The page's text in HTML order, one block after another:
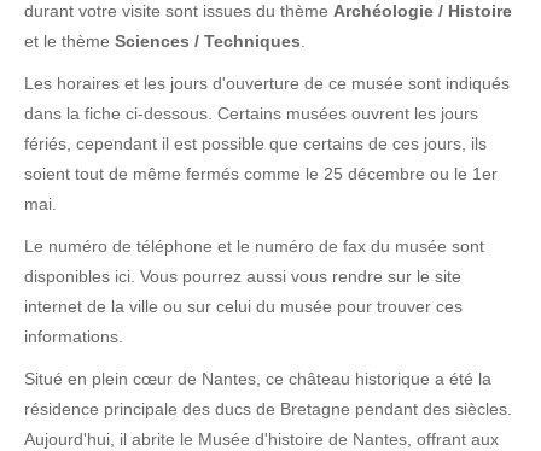
durant votre visite sont issues du thème Archéologie / Histoire
et le thème Sciences / Techniques
Les horaires et les jours d'ouverture de ce musée sont indiqués
dans la fiche ci-dessous. Certains musées ouvrent les jours
fériés, cependant il est possible que certains de ces jours, ils
soient tout de même fermés comme le 25 décembre ou le 1er
mai.
Le numéro de téléphone et le numéro de fax du musée sont
disponibles ici. Vous pourrez aussi vous rendre sur le site
internet de la ville ou sur celui du musée pour trouver ces
informations.
Situé en plein cœur de Nantes, ce château historique a été la
résidence principale des ducs de Bretagne pendant des siècles.
Aujourd'hui, il abrite le Musée d'histoire de Nantes, offrant aux